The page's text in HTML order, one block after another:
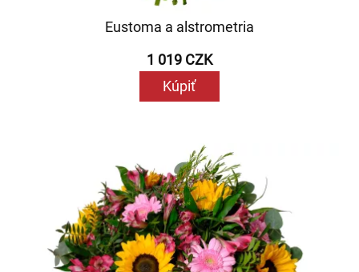
Eustoma a alstrometria
1 019 CZK
Kúpiť